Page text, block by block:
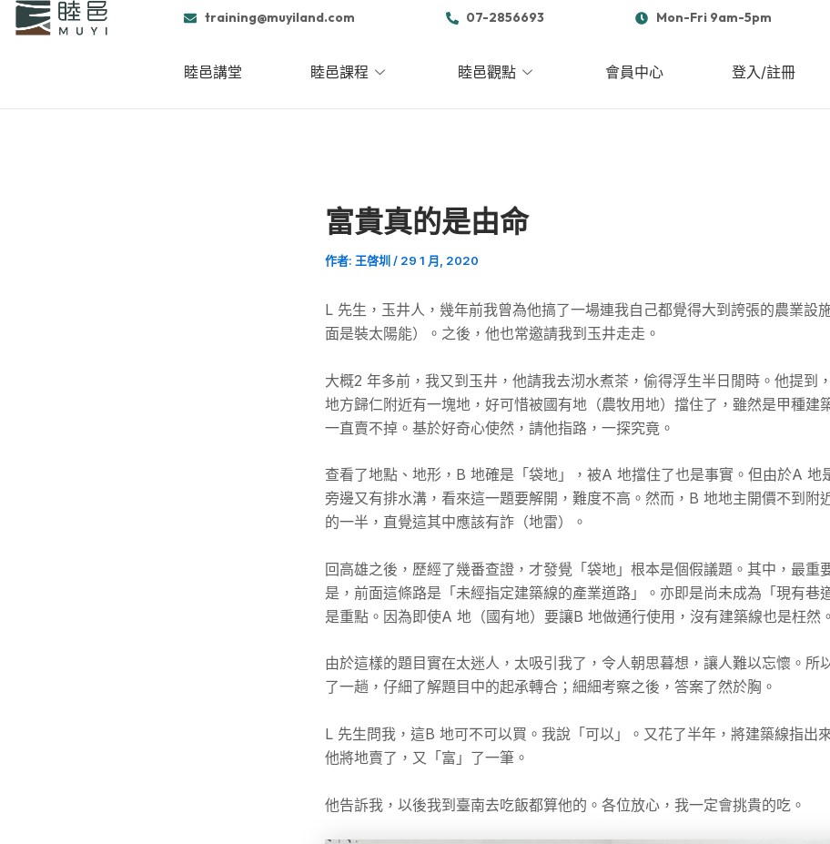
內
training@muyiland.com 07-2856693 Mon-Fri 9am-5pm
睦邑講堂 睦邑課程 睦邑觀點 會員中心 登入/註冊
富貴真的是由命
作者: 王啓圳 / 29 1 月, 2020
L 先生，玉井人，幾年前我曾為他搞了一場連我自己都覺得大到誇張的農業設
面是裝太陽能）。之後，他也常邀請我到玉井走走。
大概2 年多前，我又到玉井，他請我去沏水煮茶，偷得浮生半日閒時。他提到
地方歸仁附近有一塊地，好可惜被國有地（農牧用地）擋住了，雖然是甲種建
一直賣不掉。基於好奇心使然，請他指路，一探究竟。
查看了地點、地形，B 地確是「袋地」，被A 地擋住了也是事實。但由於A 地
旁邊又有排水溝，看來這一題要解開，難度不高。然而，B 地地主開價不到附
的一半，直覺這其中應該有詐（地雷）。
回高雄之後，歷經了幾番查證，才發覺「袋地」根本是個假議題。其中，最重
是，前面這條路是「未經指定建築線的產業道路」。亦即是尚未成為「現有巷
是重點。因為即使A 地（國有地）要讓B 地做通行使用，沒有建築線也是枉然。
由於這樣的題目實在太迷人，太吸引我了，令人朝思暮想，讓人難以忘懷。所
了一趟，仔細了解題目中的起承轉合；細細考察之後，答案了然於胸。
L 先生問我，這B 地可不可以買。我說「可以」。又花了半年，將建築線指出
他將地賣了，又「富」了一筆。
他告訴我，以後我到臺南去吃飯都算他的。各位放心，我一定會挑貴的吃。
Post